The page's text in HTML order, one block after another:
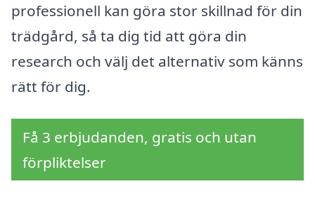
professionell kan göra stor skillnad för din
trädgård, så ta dig tid att göra din
research och välj det alternativ som känns
rätt för dig.
Få 3 erbjudanden, gratis och utan
förpliktelser